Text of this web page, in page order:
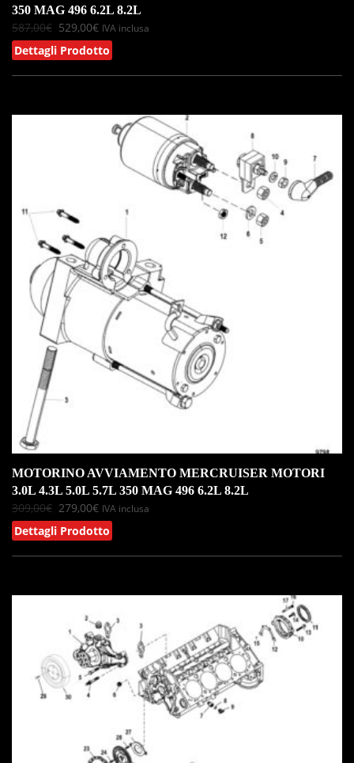
350 MAG 496 6.2L 8.2L
587,00€ 529,00€ IVA inclusa
Dettagli Prodotto
MOTORINO AVVIAMENTO MERCRUISER MOTORI
3.0L 4.3L 5.0L 5.7L 350 MAG 496 6.2L 8.2L
309,00€ 279,00€ IVA inclusa
Dettagli Prodotto